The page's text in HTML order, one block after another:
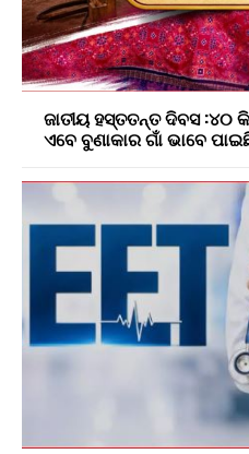
ଜାତୀୟ ହସ୍ତତନ୍ତ ଦିବସ :୪୦
ଏବେ ବୁଣାକାର ଗାଁ ଭାବେ